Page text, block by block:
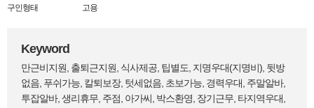
구인형태
고용
Keyword
만근비지원, 출퇴근지원, 식사제공, 팁별도, 지명우대(지명비), 뒷방
없음, 푸쉬가능, 칼퇴보장, 텃세없음, 초보가능, 경력우대, 주말알바,
투잡알바, 생리휴무, 주점, 아가씨, 박스환영, 장기근무, 타지역우대,